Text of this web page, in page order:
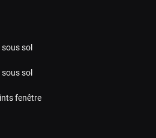
sol
sol
fenêtre